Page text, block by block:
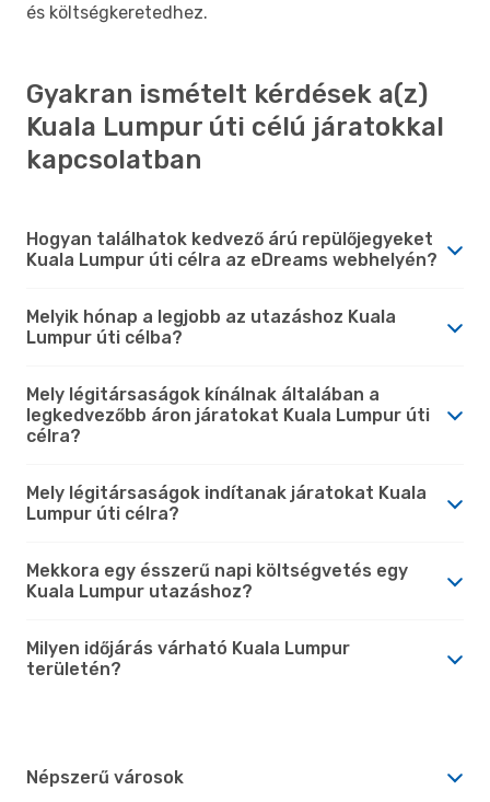
és költségkeretedhez.
Gyakran ismételt kérdések a(z)
Kuala Lumpur úti célú járatokkal
kapcsolatban
Hogyan találhatok kedvező árú repülőjegyeket
Kuala Lumpur úti célra az eDreams webhelyén?
Melyik hónap a legjobb az utazáshoz Kuala
Lumpur úti célba?
Mely légitársaságok kínálnak általában a
legkedvezőbb áron járatokat Kuala Lumpur úti
célra?
Mely légitársaságok indítanak járatokat Kuala
Lumpur úti célra?
Mekkora egy ésszerű napi költségvetés egy
Kuala Lumpur utazáshoz?
Milyen időjárás várható Kuala Lumpur
területén?
Népszerű városok